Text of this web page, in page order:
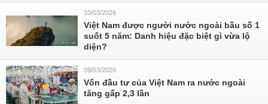
10/03/2026
Việt Nam được người nước ngoài bầu số 1
suốt 5 năm: Danh hiệu đặc biệt gì vừa lộ
diện?
09/03/2026
Vốn đầu tư của Việt Nam ra nước ngoài
tăng gấp 2,3 lần